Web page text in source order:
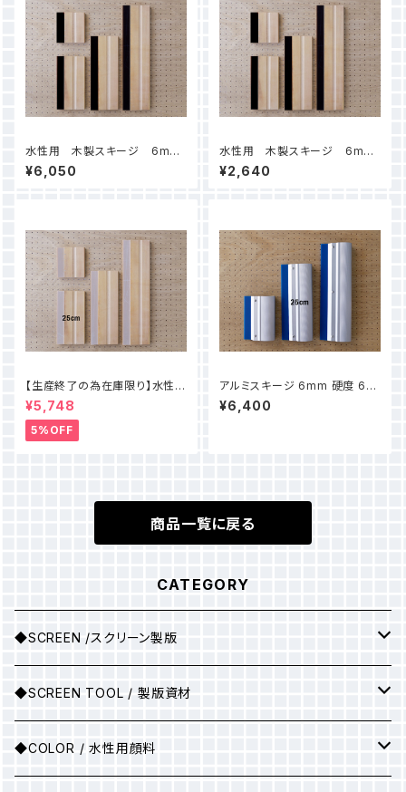
水性用 木製スキージ 6mm
硬度 65° 25cm
¥6,050
水性用 木製スキージ 6mm
硬度 65° 10cm
¥2,640
【生産終了の為在庫限り】水性
用 木製スキージ 6mm 硬度
65° 25cm
¥5,748
5%OFF
アルミスキージ 6mm 硬度 65°
25cm
¥6,400
商品一覧に戻る
CATEGORY
◆SCREEN /スクリーン製版
シルクスクリーン製版
◆SCREEN TOOL / 製版資材
製版用インクジェットプリント
◆COLOR / 水性用顔料